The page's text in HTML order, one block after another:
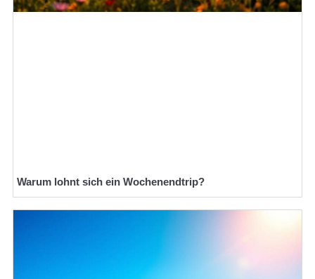
Warum lohnt sich ein Wochenendtrip?